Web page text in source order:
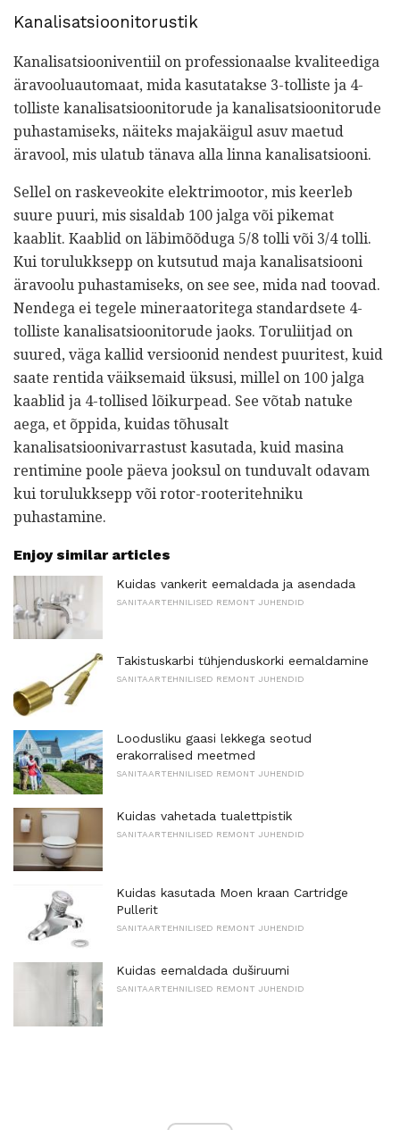
Kanalisatsioonitorustik
Kanalisatsiooniventiil on professionaalse kvaliteediga
äravooluautomaat, mida kasutatakse 3-tolliste ja 4-
tolliste kanalisatsioonitorude ja kanalisatsioonitorude
puhastamiseks, näiteks majakäigul asuv maetud
äravool, mis ulatub tänava alla linna kanalisatsiooni.
Sellel on raskeveokite elektrimootor, mis keerleb
suure puuri, mis sisaldab 100 jalga või pikemat
kaablit. Kaablid on läbimõõduga 5/8 tolli või 3/4 tolli.
Kui torulukksepp on kutsutud maja kanalisatsiooni
äravoolu puhastamiseks, on see see, mida nad toovad.
Nendega ei tegele mineraatoritega standardsete 4-
tolliste kanalisatsioonitorude jaoks. Toruliitjad on
suured, väga kallid versioonid nendest puuritest, kuid
saate rentida väiksemaid üksusi, millel on 100 jalga
kaablid ja 4-tollised lõikurpead. See võtab natuke
aega, et õppida, kuidas tõhusalt
kanalisatsioonivarrastust kasutada, kuid masina
rentimine poole päeva jooksul on tunduvalt odavam
kui torulukksepp või rotor-rooteritehniku ​​
puhastamine.
Enjoy similar articles
Kuidas vankerit eemaldada ja asendada
SANITAARTEHNILISED REMONT JUHENDID
Takistuskarbi tühjenduskorki eemaldamine
SANITAARTEHNILISED REMONT JUHENDID
Loodusliku gaasi lekkega seotud
erakorralised meetmed
SANITAARTEHNILISED REMONT JUHENDID
Kuidas vahetada tualettpistik
SANITAARTEHNILISED REMONT JUHENDID
Kuidas kasutada Moen kraan Cartridge
Pullerit
SANITAARTEHNILISED REMONT JUHENDID
Kuidas eemaldada duširuumi
SANITAARTEHNILISED REMONT JUHENDID